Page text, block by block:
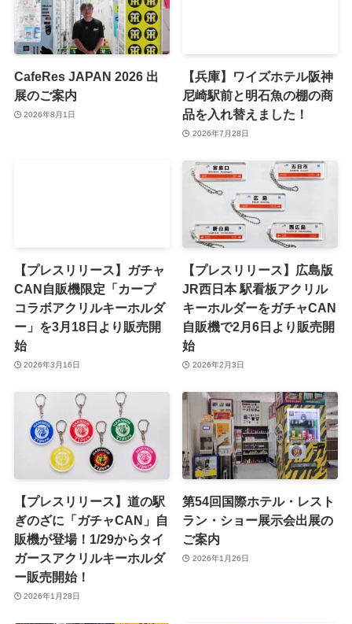
CafeRes JAPAN 2026 出
展のご案内
2026年8月1日
【兵庫】ワイズホテル阪神
尼崎駅前と明石魚の棚の商
品を入れ替えました！
2026年7月28日
【プレスリリース】ガチャ
CAN自販機限定「カープ
コラボアクリルキーホルダ
ー」を3月18日より販売開
始
2026年3月16日
【プレスリリース】広島版
JR西日本 駅看板アクリル
キーホルダーをガチャCAN
自販機で2月6日より販売開
始
2026年2月3日
【プレスリリース】道の駅
ぎのざに「ガチャCAN」自
販機が登場！1/29からタイ
ガースアクリルキーホルダ
ー販売開始！
2026年1月28日
第54回国際ホテル・レスト
ラン・ショー展示会出展の
ご案内
2026年1月26日